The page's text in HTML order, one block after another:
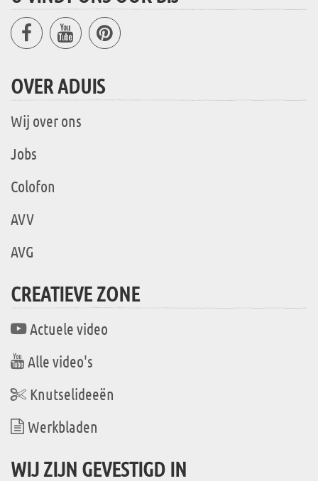
OVER ADUIS
Wij over ons
Jobs
Colofon
AVV
AVG
CREATIEVE ZONE
Actuele video
Alle video's
Knutselideeën
Werkbladen
WIJ ZIJN GEVESTIGD IN